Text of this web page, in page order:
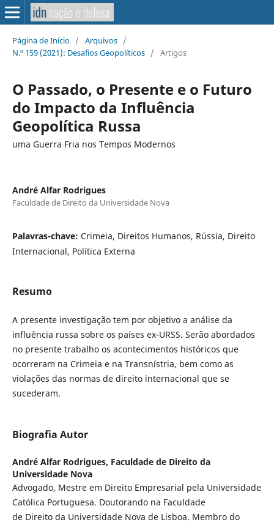
Página de Início / Arquivos /
N.º 159 (2021): Desafios Geopolíticos / Artigos
O Passado, o Presente e o Futuro
do Impacto da Influência
Geopolítica Russa
uma Guerra Fria nos Tempos Modernos
André Alfar Rodrigues
Faculdade de Direito da Universidade Nova
Palavras-chave: Crimeia, Direitos Humanos, Rússia, Direito
Internacional, Política Externa
Resumo
A presente investigação tem por objetivo a análise da
influência russa sobre os países ex-URSS. Serão abordados
no presente trabalho os acontecimentos históricos que
ocorreram na Crimeia e na Transnístria, bem como as
violações das normas de direito internacional que se
sucederam.
Biografia Autor
André Alfar Rodrigues, Faculdade de Direito da
Universidade Nova
Advogado, Mestre em Direito Empresarial pela Universidade
Católica Portuguesa. Doutorando na Faculdade
de Direito da Universidade Nova de Lisboa. Membro do